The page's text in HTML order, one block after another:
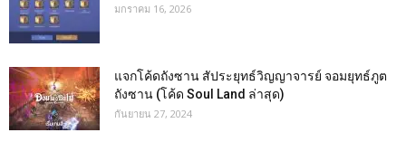
มกราคม 16, 2026
แจกโค้ดถังซาน สัประยุทธ์วิญญาจารย์ จอมยุทธ์ภูต
ถังซาน (โค้ด Soul Land ล่าสุด)
กันยายน 27, 2024